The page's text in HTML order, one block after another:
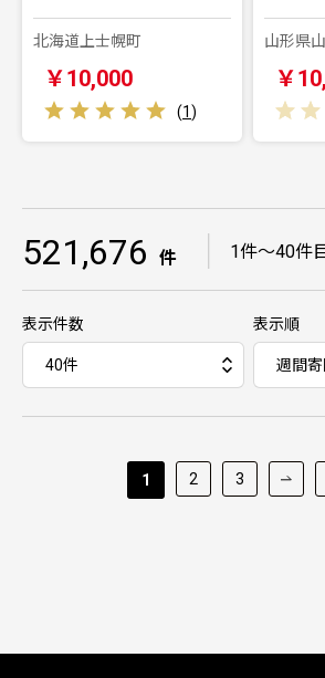
北海道上士幌町
￥10,000
(1)
山形県
￥
521,676 件 1件～40件
表示件数 表示順
1 2 3